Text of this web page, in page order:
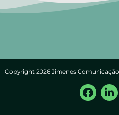
Copyright 2026 Jimenes Comunicação